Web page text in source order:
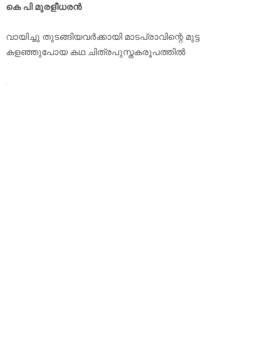
കെ പി മുരളീധരന്‍
വായിച്ചു തുടങ്ങിയവര്‍ക്കായി മാടപ്രാവിന്റെ മുട്ട
കളഞ്ഞുപോയ കഥ ചിത്രപുസ്തകരൂപത്തില്‍